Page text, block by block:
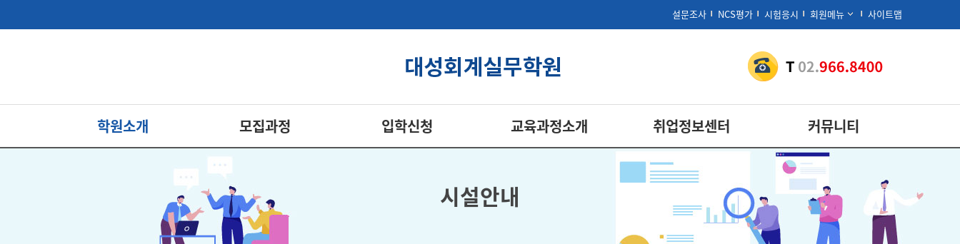
설문조사 NCS평가 시험응시 회원메뉴 사이트맵
학원소개 모집과정 입학신청 교육과정소개 취업정보센터 커뮤니티
시설안내